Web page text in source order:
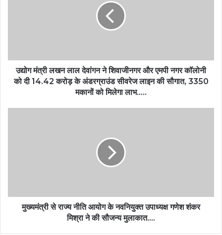
उद्योग मंत्री लखन लाल देवांगन ने शिवाजीनगर और एमपी नगर कॉलोनी
को दी 14.42 करोड़ के अंडरग्राउंड सीवरेज लाइन की सौगात, 3350
मकानों को मिलेगा लाभ…..
मुख्यमंत्री से राज्य नीति आयोग के नवनियुक्त उपाध्यक्ष गणेश शंकर
मिश्रा ने की सौजन्य मुलाकात….